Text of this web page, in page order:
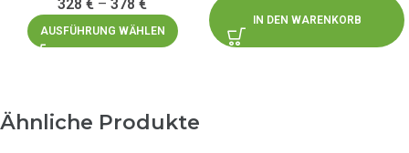
328 € – 378 €
AUSFÜHRUNG WÄHLEN
IN DEN WARENKORB
Ähnliche Produkte